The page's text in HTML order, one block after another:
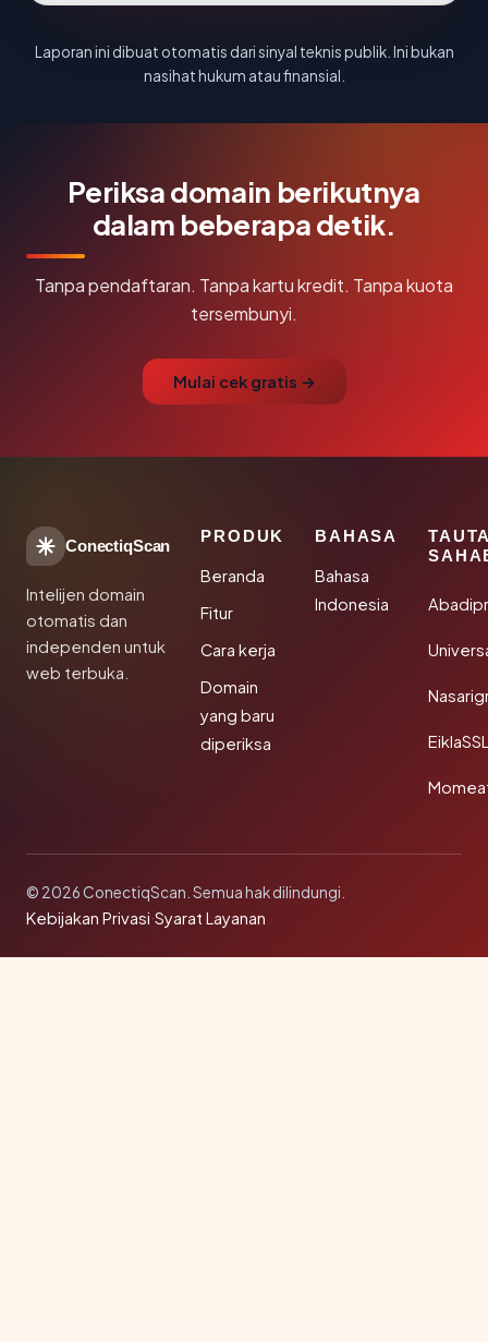
Laporan ini dibuat otomatis dari sinyal teknis publik. Ini bukan
nasihat hukum atau finansial.
Periksa domain berikutnya
dalam beberapa detik.
Tanpa pendaftaran. Tanpa kartu kredit. Tanpa kuota
tersembunyi.
Mulai cek gratis →
ConectiqScan
Intelijen domain
otomatis dan
independen untuk
web terbuka.
PRODUK
Beranda
Fitur
Cara kerja
Domain
yang baru
diperiksa
BAHASA
Bahasa
Indonesia
© 2026 ConectiqScan. Semua hak dilindungi.
Kebijakan Privasi·Syarat Layanan